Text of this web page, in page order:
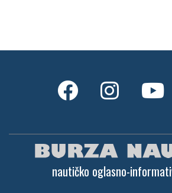
nautičko oglasno-